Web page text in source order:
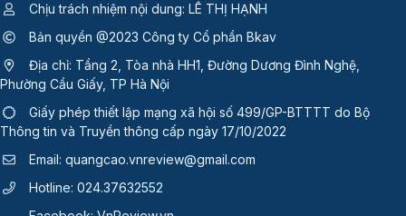
Chịu trách nhiệm nội dung: LÊ THỊ HẠNH
Bản quyền @2023 Công ty Cổ phần Bkav
Địa chỉ: Tầng 2, Tòa nhà HH1, Đường Dương Đình Nghệ,
Phường Cầu Giấy, TP Hà Nội
Giấy phép thiết lập mạng xã hội số 499/GP-BTTTT do Bộ
Thông tin và Truyền thông cấp ngày 17/10/2022
Email: quangcao.vnreview@gmail.com
Hotline: 024.37632552